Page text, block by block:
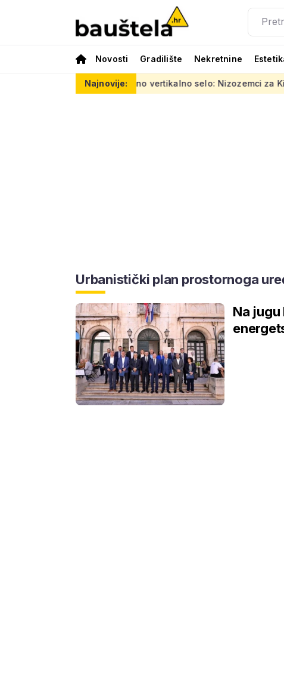
Novosti Gradilište Nekretnine
Najnovije:
Šareno vertikalno selo: Nizozemci za Kineze
Urbanistički plan prostornoga
Na